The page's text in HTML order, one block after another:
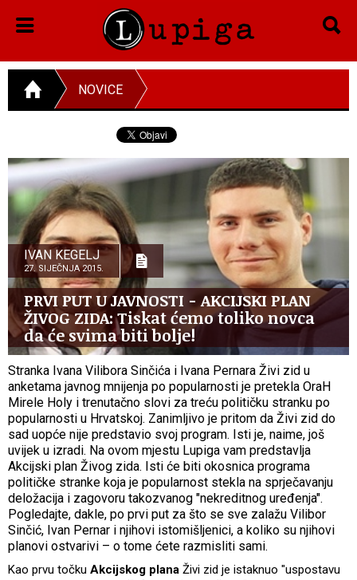
NOVICE
IVAN KEGELJ
27. SIJEČNJA 2015.
PRVI PUT U JAVNOSTI - AKCIJSKI PLAN
ŽIVOG ZIDA: Tiskat ćemo toliko novca
da će svima biti bolje!
Stranka Ivana Vilibora Sinčića i Ivana Pernara Živi zid u
anketama javnog mnijenja po popularnosti je pretekla OraH
Mirele Holy i trenutačno slovi za treću političku stranku po
popularnosti u Hrvatskoj. Zanimljivo je pritom da Živi zid do
sad uopće nije predstavio svoj program. Isti je, naime, još
uvijek u izradi. Na ovom mjestu Lupiga vam predstavlja
Akcijski plan Živog zida. Isti će biti okosnica programa
političke stranke koja je popularnost stekla na sprječavanju
deložacija i zagovoru takozvanog "nekreditnog uređenja".
Pogledajte, dakle, po prvi put za što se sve zalažu Vilibor
Sinčić, Ivan Pernar i njihovi istomišljenici, a koliko su njihovi
planovi ostvarivi – o tome ćete razmisliti sami.
Kao prvu točku Akcijskog plana Živi zid je istaknuo "uspostavu